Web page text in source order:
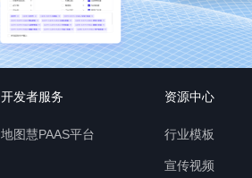
开发者服务
地图慧PAAS平台
资源中心
行业模板
宣传视频